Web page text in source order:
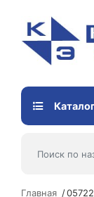
Главная